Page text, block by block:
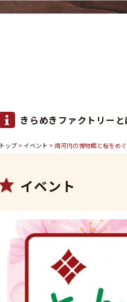
きらめきファクトリーと
トップ > イベント > 南河内の博物館と桜をめ
イベント